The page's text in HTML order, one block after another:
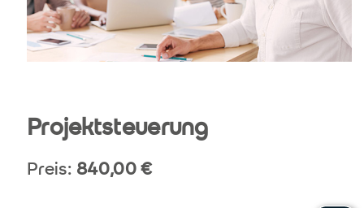
Projektsteuerung
Preis: 840,00€